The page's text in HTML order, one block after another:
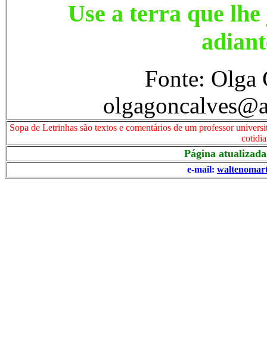
Use a terra que
Fonte: Olga
Sopa de Letrinhas são textos e comentários de um professor
Página
e-mail: